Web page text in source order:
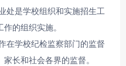
处是学校组织和实施招生工
的组织实施。
在学校纪检监察部门的监督
长和社会各界的监督。